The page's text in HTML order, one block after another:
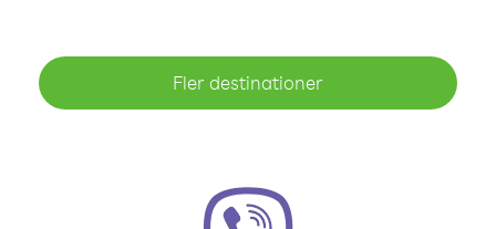
Fler destinationer